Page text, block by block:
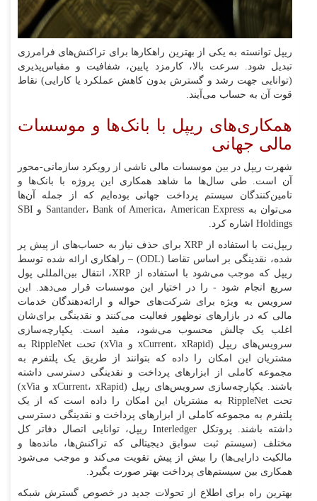
ریپل توانسته به یکی از بهترین راهکارها برای تراکنش‌های فرامرزی
تبدیل شود. سرعت بالا، کارمزد پایین، شفافیت و مقیاس‌پذیری
(توانایی جهت رشد و گسترش بدون کاهش عملکرد یا کارایی) نقاط
قوت آن به حساب می‌آیند.
همکاری‌های ریپل با بانک‌ها و موسسات
مالی جهانی
شهرت ریپل در بین موسسات مالی ناشی از رویکرد سازمانی-محور
آن است. طی سال‌ها ما شاهد همکاری این پروژه با بانک‌ها و
تامین‌کنندگان سیستم پرداخت جهانی بوده‌ایم که از جمله آن‌ها
می‌توان به Santander، Bank of America، American Express و SBI
Holdings اشاره کرد.
ریپل‌نت با استفاده از XRP برای حذف نیاز به حساب‌های از پیش پر
شده، نقدینگی بر اساس تقاضا (ODL) – راهکاری ارائه شده توسط
ریپل که موجب می‌شود با استفاده از XRP، انتقال بین‌المللی پول
سریع انجام شود - را در اختیار این موسسات قرار می‌دهد. این
سرویس به ویژه برای شرکت‌های حواله و ارائه‌دهندگان خدمات
مالی که در بازارهای نوظهور فعالیت می‌کنند و نقدینگی برای‌شان
اغلب یک چالش محسوب می‌شود، مفید است. یکپارچه‌سازی
سرویس‌های ریپل (xCurrent، xRapid و xVia) تحت RippleNet به
مشتریان این امکان را داده که بتوانند از طریق یک پلتفرم به
مجموعه کاملی از ابزارهای پرداخت و نقدینگی دسترسی داشته
باشند. یکپارچه‌سازی سرویس‌های ریپل (xCurrent، xRapid و xVia)
تحت RippleNet به مشتریان این امکان را داده است که از یک
پلتفرم به مجموعه کاملی از ابزارهای پرداخت و نقدینگی دسترسی
داشته باشند. پروتکل Interledger ریپل، توانایی اتصال دفاتر کل
مختلف (سیستم ثبت سوابق دیجیتالی که تراکنش‌ها، مانده‌ها و
مالکیت دارایی‌ها) را بیش از پیش تقویت می‌کند و موجب می‌شود
همکاری بین سیستم‌های پرداخت بهتر صورت بگیرد.
بهترین راه برای اطلاع از تحولات جدید در خصوص گسترش شبکه